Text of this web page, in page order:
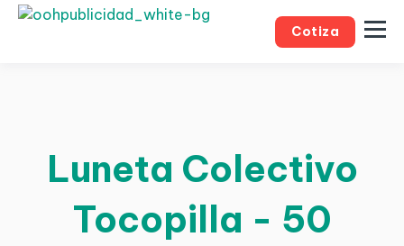
Cotiza
Luneta Colectivo
Tocopilla - 50